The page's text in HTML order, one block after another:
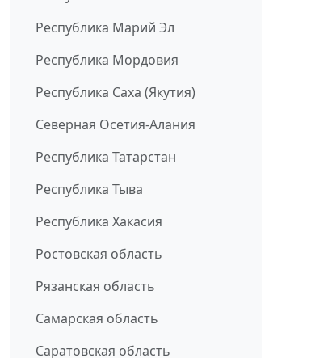
Республика Марий Эл
Республика Мордовия
Республика Саха (Якутия)
Северная Осетия-Алания
Республика Татарстан
Республика Тыва
Республика Хакасия
Ростовская область
Рязанская область
Самарская область
Саратовская область